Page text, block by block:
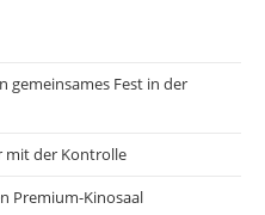
gemeinsames Fest in der
mit der Kontrolle
Premium-Kinosaal